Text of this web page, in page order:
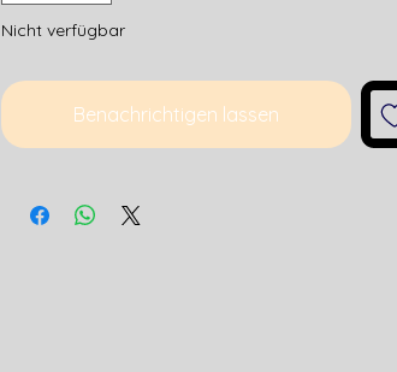
Nicht verfügbar
Benachrichtigen lassen